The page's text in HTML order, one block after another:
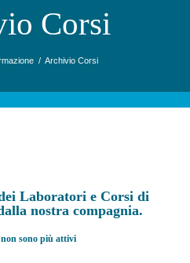
Corsi
/ Archivio Corsi
Laboratori e Corsi di
nostra compagnia.
sono più attivi